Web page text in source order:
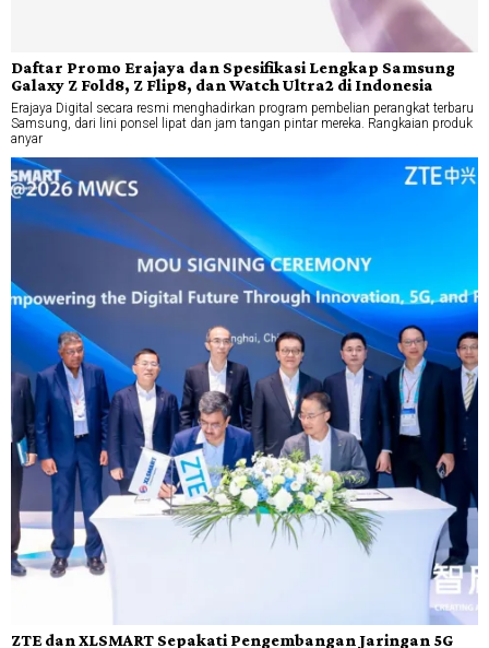
Daftar Promo Erajaya dan Spesifikasi Lengkap Samsung
Galaxy Z Fold8, Z Flip8, dan Watch Ultra2 di Indonesia
Erajaya Digital secara resmi menghadirkan program pembelian perangkat terbaru
Samsung, dari lini ponsel lipat dan jam tangan pintar mereka. Rangkaian produk
anyar
ZTE dan XLSMART Sepakati Pengembangan Jaringan 5G